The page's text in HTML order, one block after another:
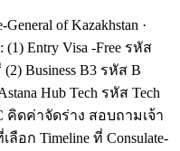
of Kazakhstan ·
Entry Visa -Free รหัส
Business B3 รหัส B
Hub Tech รหัส Tech
คิดค่าจัดร่าง สอบถามเจ้า
ก Timeline ที่ Consulate-